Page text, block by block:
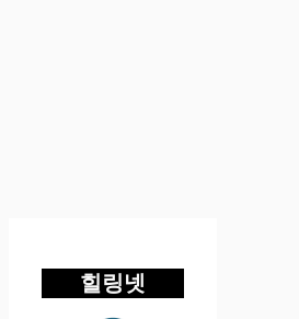
힐링넷